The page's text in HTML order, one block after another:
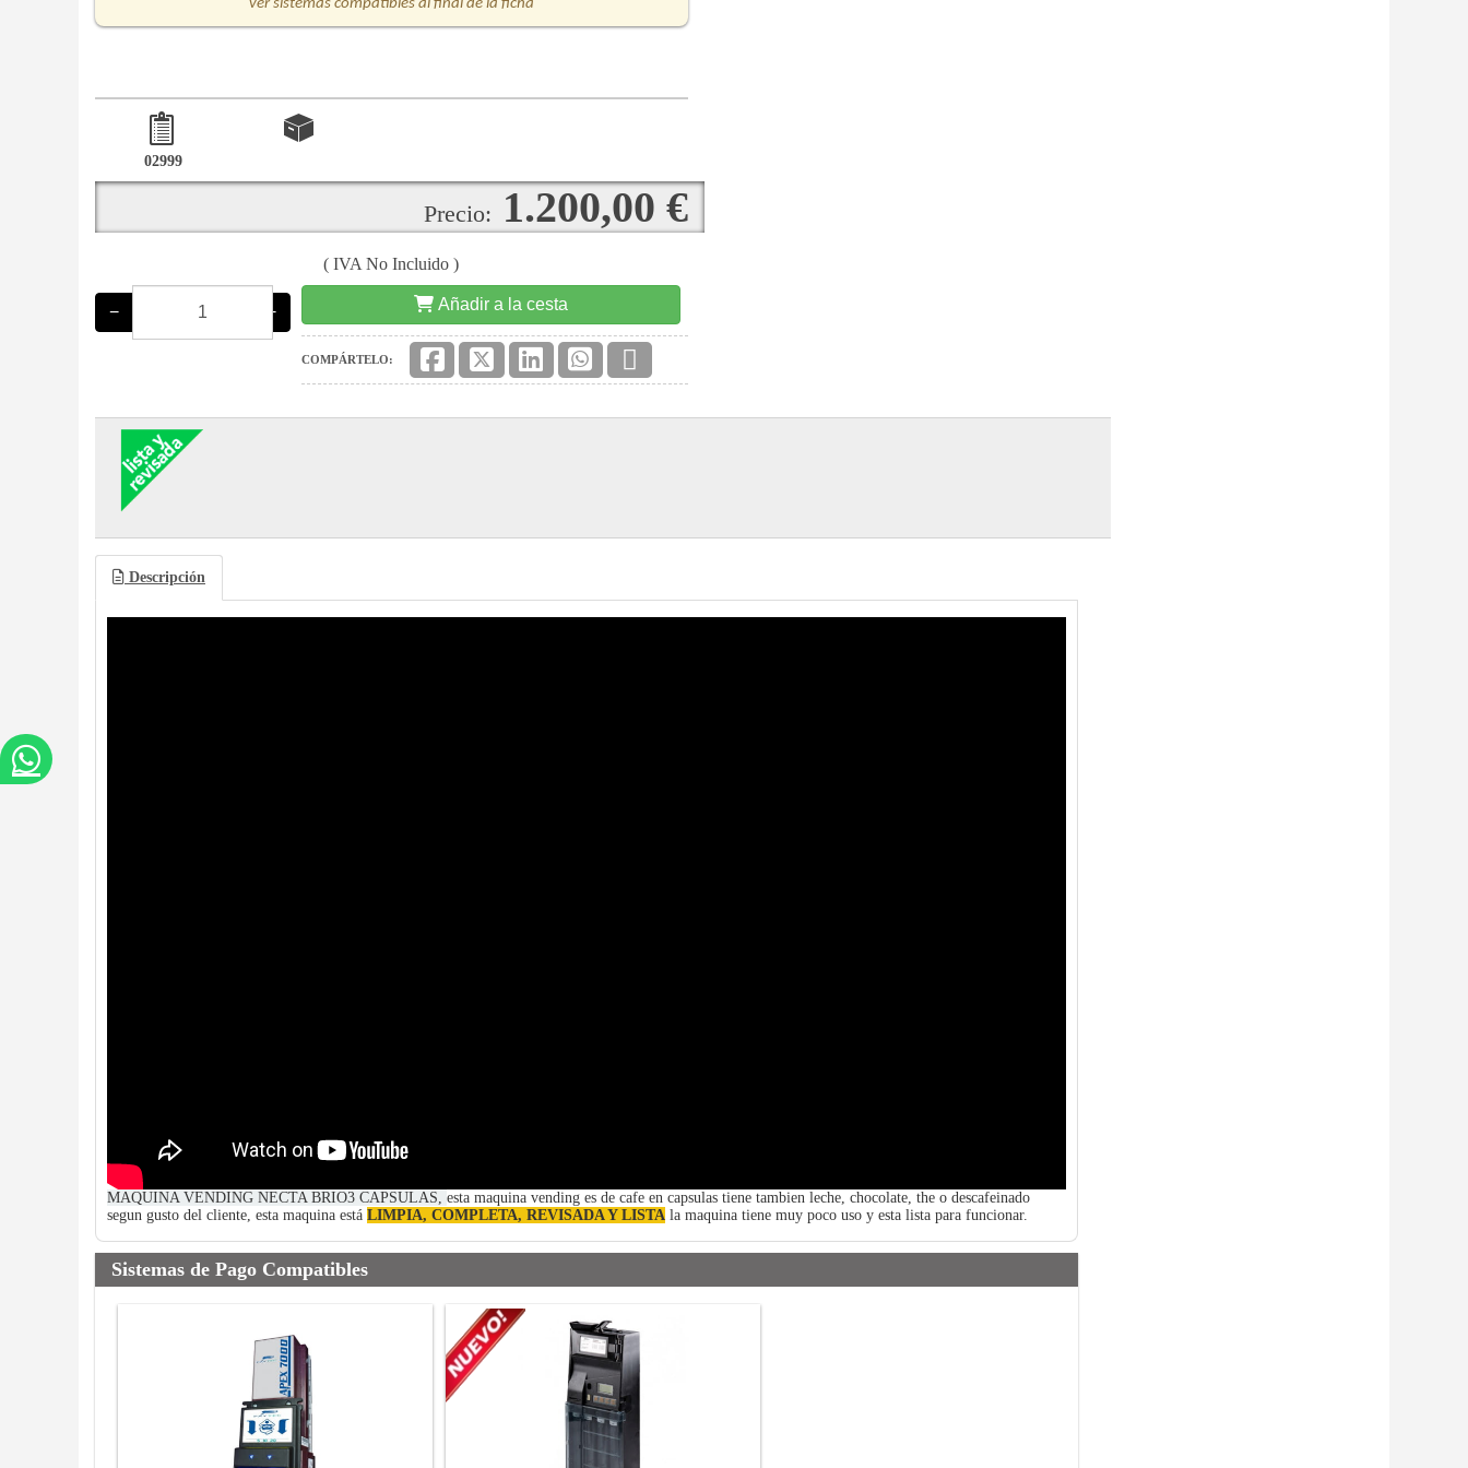
ver sistemas compatibles al final de la ficha
02999
Precio: 1.200,00 €
( IVA No Incluido )
− + Añadir a la cesta
COMPÁRTELO:
Descripción
MAQUINA VENDING NECTA BRIO3 CAPSULAS, esta maquina vending es de cafe en capsulas tiene tambien leche, chocolate, the o descafeinado
segun gusto del cliente, esta maquina está LIMPIA, COMPLETA, REVISADA Y LISTA la maquina tiene muy poco uso y esta lista para funcionar.
Sistemas de Pago Compatibles